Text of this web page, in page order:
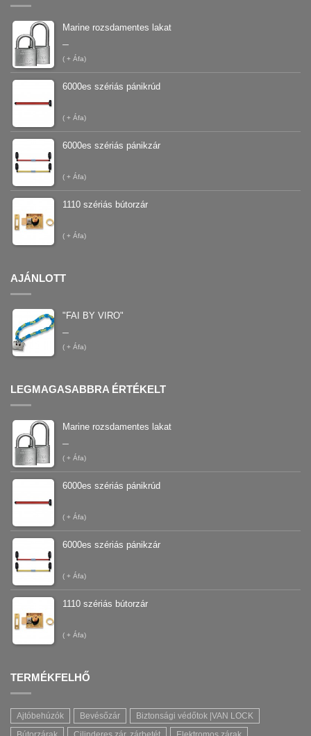
Marine rozsdamentes lakat
–
( + Áfa)
6000es szériás pánikrúd
( + Áfa)
6000es szériás pánikzár
( + Áfa)
1110 szériás bútorzár
( + Áfa)
AJÁNLOTT
"FAI BY VIRO"
–
( + Áfa)
LEGMAGASABBRA ÉRTÉKELT
Marine rozsdamentes lakat
–
( + Áfa)
6000es szériás pánikrúd
( + Áfa)
6000es szériás pánikzár
( + Áfa)
1110 szériás bútorzár
( + Áfa)
TERMÉKFELHŐ
Ajtóbehúzók Bevésőzár
Biztonsági védőtok |VAN LOCK